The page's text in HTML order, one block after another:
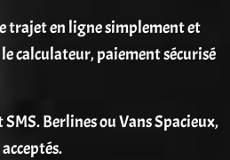
trajet en ligne simplement et
calculateur, paiement sécurisé
Berlines ou Vans Spacieux,